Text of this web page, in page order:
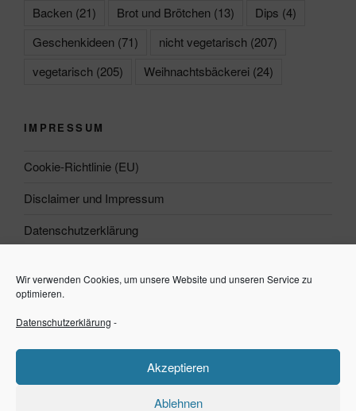
Wir verwenden Cookies, um unsere Website und unseren Service zu
optimieren.
Datenschutzerklärung -
Akzeptieren
Ablehnen
Backen (21) Brot und Brötchen (13) Dips (4)
Geschenkideen (71) nicht vegetarisch (207)
vegetarisch (205) Weihnachtsbäckerei (24)
IMPRESSUM
Cookie-Richtlinie (EU)
Disclaimer und Impressum
Datenschutzerklärung
Suchen